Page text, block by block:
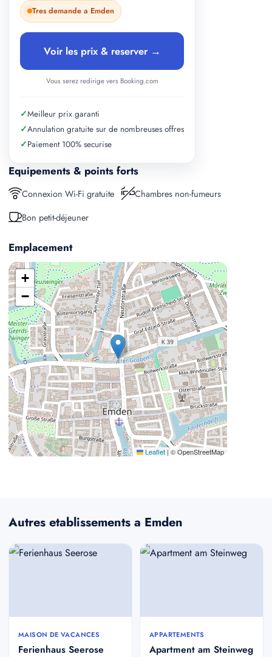
Equipements & points forts
Connexion Wi-Fi gratuite
Chambres non-fumeurs
Bon petit-déjeuner
Emplacement
+
−
Leaflet |© OpenStreetMap
Tres demande a Emden
Voir les prix & reserver →
Vous serez redirige vers Booking.com
✓Meilleur prix garanti
✓Annulation gratuite sur de nombreuses offres
✓Paiement 100% securise
Autres etablissements a Emden
MAISON DE VACANCES
Ferienhaus Seerose
APPARTEMENTS
Apartment am Steinweg